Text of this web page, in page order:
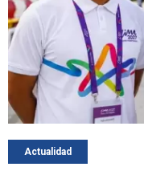
Actualidad